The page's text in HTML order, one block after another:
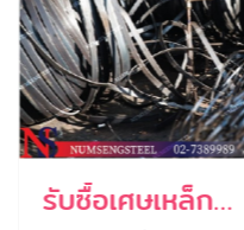
รับซื้อเศษเหล็กเก่า